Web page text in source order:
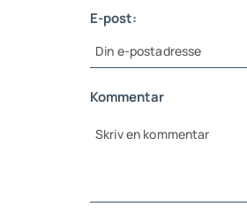
E-post:
Kommentar